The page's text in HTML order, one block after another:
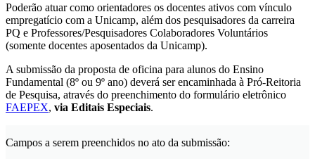
Poderão atuar como orientadores os docentes ativos com vínculo
empregatício com a Unicamp, além dos pesquisadores da carreira
PQ e Professores/Pesquisadores Colaboradores Voluntários
(somente docentes aposentados da Unicamp).
A submissão da proposta de oficina para alunos do Ensino
Fundamental (8º ou 9º ano) deverá ser encaminhada à Pró-Reitoria
de Pesquisa, através do preenchimento do formulário eletrônico
FAEPEX, via Editais Especiais.
Campos a serem preenchidos no ato da submissão: